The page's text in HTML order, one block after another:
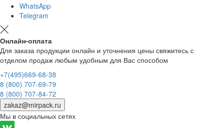
WhatsApp
Telegram
Онлайн-оплата
Для заказа продукции онлайн и уточнения цены свяжитесь с
отделом продаж любым удобным для Вас способом
+7(495)669-68-38
8 (800) 707-69-79
8 (800) 707-84-72
zakaz@mirpack.ru
Мы в социальных сетях